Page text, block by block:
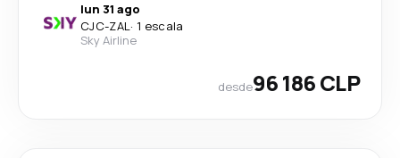
lun 31 ago
CJC-ZAL· 1 escala
Sky Airline
desde96 186 CLP